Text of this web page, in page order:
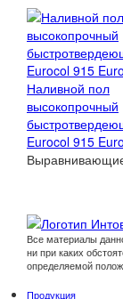
Наливной пол
высокопрочный
Eurocol 915
Все материалы
ни при каких
определяемой
Продукция